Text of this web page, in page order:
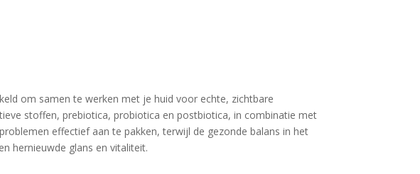
om samen te werken met je huid voor echte, zichtbare
stoffen, prebiotica, probiotica en postbiotica, in combinatie met
effectief aan te pakken, terwijl de gezonde balans in het
hernieuwde glans en vitaliteit.